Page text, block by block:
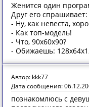
Женится один
Друг его спрашивает:
- Ну, как невеста,
- Как топ-модель!
- Что, 90х60х90?
- Обижаешь:
Автор: kkk77
Дата сообщения:
познакомлюсь с